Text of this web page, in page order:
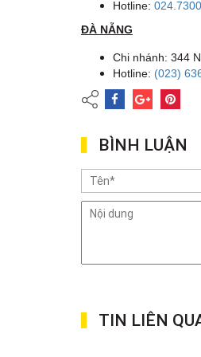
Hotline:
ĐÀ NẴNG
Chi nhánh: 344
Hotline: (023)
BÌNH LUẬN
TIN LIÊN